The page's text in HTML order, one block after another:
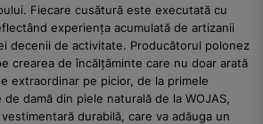
Fiecare cusătură este executată cu
experiența acumulată de artizanii
decenii de activitate. Producătorul polonez
crearea de încălțăminte care nu doar arată
extraordinar pe picior, de la primele
damă din piele naturală de la WOJAS,
durabilă, care va adăuga un